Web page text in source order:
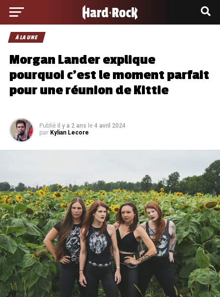
À LA UNE
Morgan Lander explique
pourquoi c’est le moment parfait
pour une réunion de Kittie
Publié il y a 2 ans le 4 avril 2024
par Kylian Lecore